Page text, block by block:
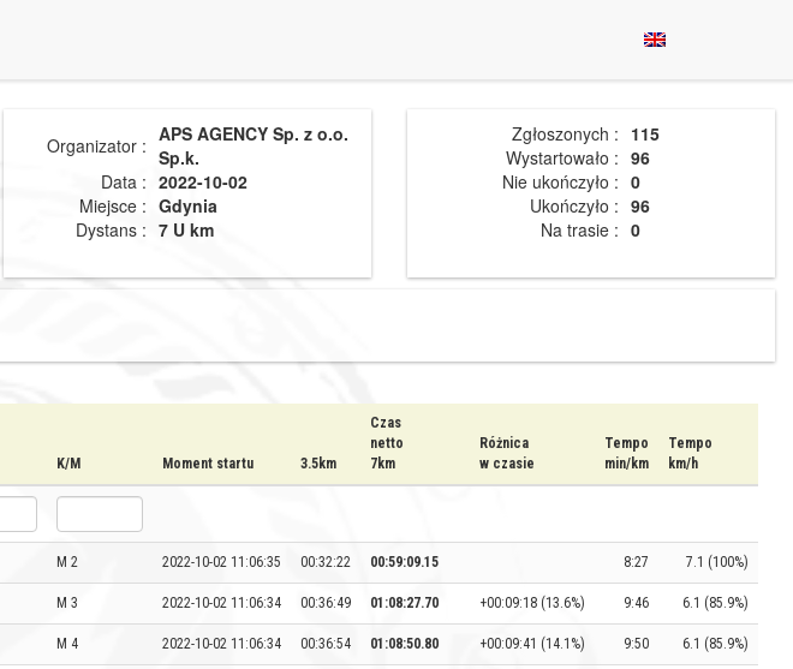
Organizator : APS AGENCY Sp. z o.o.
Sp.k.
Data : 2022-10-02
Miejsce : Gdynia
Dystans : 7 U km
Zgłoszonych : 115
Wystartowało : 96
Nie ukończyło : 0
Ukończyło : 96
Na trasie : 0
K/M Moment startu 3.5km
Czas
netto
7km
Różnica
w czasie
Tempo
min/km
Tempo
km/h
M 2 2022-10-02 11:06:35 00:32:22 00:59:09.15 8:27 7.1 (100%)
M 3 2022-10-02 11:06:34 00:36:49 01:08:27.70 +00:09:18 (13.6%) 9:46 6.1 (85.9%)
M 4 2022-10-02 11:06:34 00:36:54 01:08:50.80 +00:09:41 (14.1%) 9:50 6.1 (85.9%)